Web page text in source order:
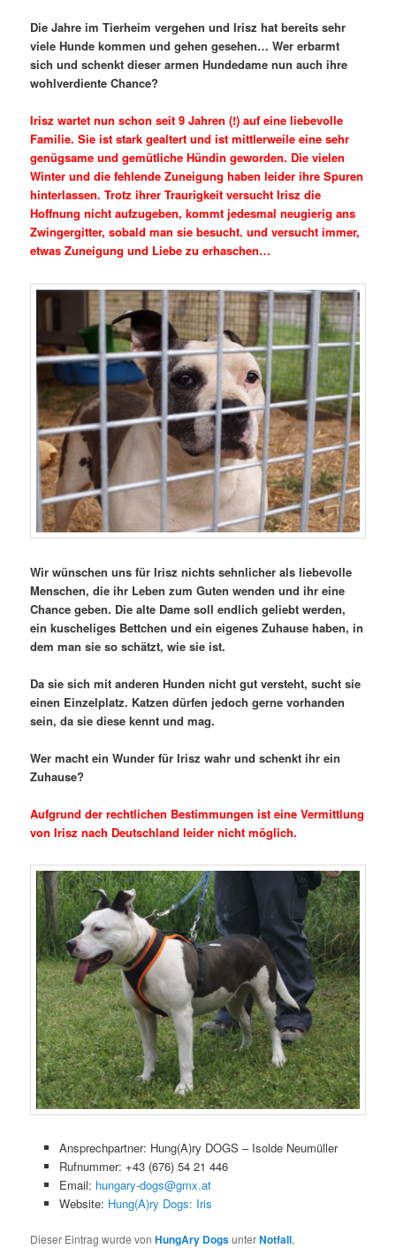
Die Jahre im Tierheim vergehen und Irisz hat bereits sehr
viele Hunde kommen und gehen gesehen… Wer erbarmt
sich und schenkt dieser armen Hundedame nun auch ihre
wohlverdiente Chance?
Irisz wartet nun schon seit 9 Jahren (!) auf eine liebevolle
Familie. Sie ist stark gealtert und ist mittlerweile eine sehr
genügsame und gemütliche Hündin geworden. Die vielen
Winter und die fehlende Zuneigung haben leider ihre Spuren
hinterlassen. Trotz ihrer Traurigkeit versucht Irisz die
Hoffnung nicht aufzugeben, kommt jedesmal neugierig ans
Zwingergitter, sobald man sie besucht. und versucht immer,
etwas Zuneigung und Liebe zu erhaschen…
Wir wünschen uns für Irisz nichts sehnlicher als liebevolle
Menschen, die ihr Leben zum Guten wenden und ihr eine
Chance geben. Die alte Dame soll endlich geliebt werden,
ein kuscheliges Bettchen und ein eigenes Zuhause haben, in
dem man sie so schätzt, wie sie ist.
Da sie sich mit anderen Hunden nicht gut versteht, sucht sie
einen Einzelplatz. Katzen dürfen jedoch gerne vorhanden
sein, da sie diese kennt und mag.
Wer macht ein Wunder für Irisz wahr und schenkt ihr ein
Zuhause?
Aufgrund der rechtlichen Bestimmungen ist eine Vermittlung
von Irisz nach Deutschland leider nicht möglich.
Ansprechpartner: Hung(A)ry DOGS – Isolde Neumüller
Rufnummer: +43 (676) 54 21 446
Email: hungary-dogs@gmx.at
Website: Hung(A)ry Dogs: Iris
Dieser Eintrag wurde vonHungAry DogsunterNotfall,